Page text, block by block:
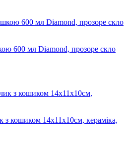
600 мл Diamond, прозоре скло
з кошиком 14х11х10см, кераміка,